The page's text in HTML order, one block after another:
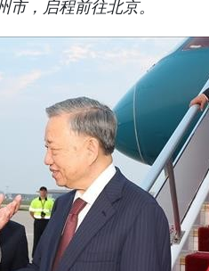
，启程前往北京。